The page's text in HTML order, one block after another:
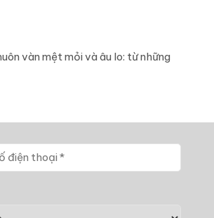
vàn mệt mỏi và âu lo: từ những